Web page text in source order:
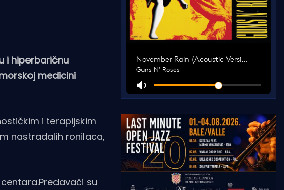
i hiperbaričnu
medicini
i terapijskim
nastradalih ronilaca,
su